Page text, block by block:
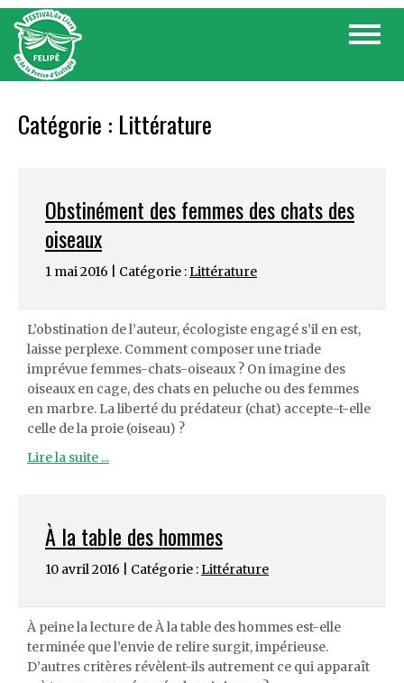
Skip
content
Toggle
Catégorie : Littérature
Obstinément des femmes des chats des
oiseaux
1 mai 2016 | Catégorie :Littérature
L’obstination de l’auteur, écologiste engagé s’il en est,
laisse perplexe. Comment composer une triade
imprévue femmes-chats-oiseaux ? On imagine des
oiseaux en cage, des chats en peluche ou des femmes
en marbre. La liberté du prédateur (chat) accepte-t-elle
celle de la proie (oiseau) ?
Lire la suite ...
À la table des hommes
10 avril 2016 | Catégorie :Littérature
À peine la lecture de À la table des hommes est-elle
terminée que l’envie de relire surgit, impérieuse.
D’autres critères révèlent-ils autrement ce qui apparaît